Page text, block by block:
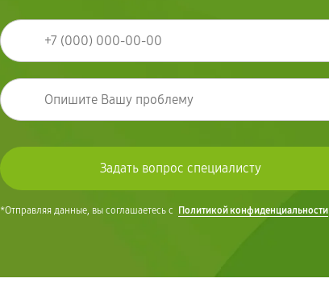
*Отправляя данные, вы соглашаетесь с Политикой конфиденциальности